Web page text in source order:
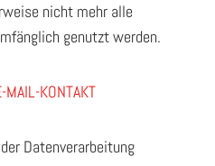
nicht mehr alle
genutzt werden.
MAIL-KONTAKT
Datenverarbeitung